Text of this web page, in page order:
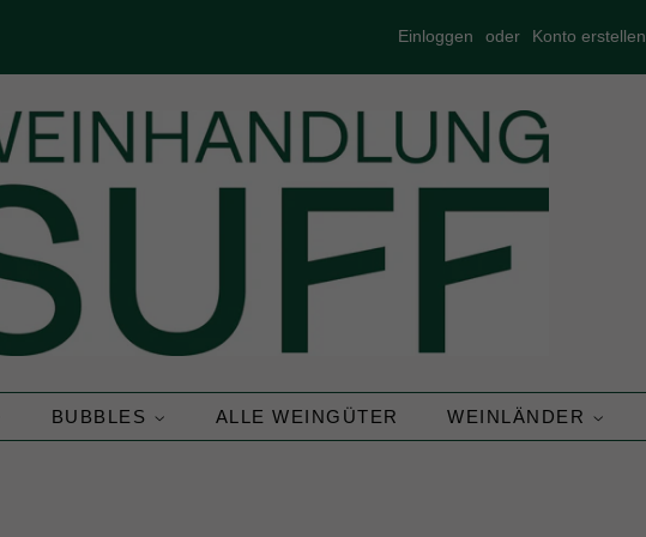
Einloggen oder Konto erstellen
BUBBLES ALLE WEINGÜTER WEINLÄNDER